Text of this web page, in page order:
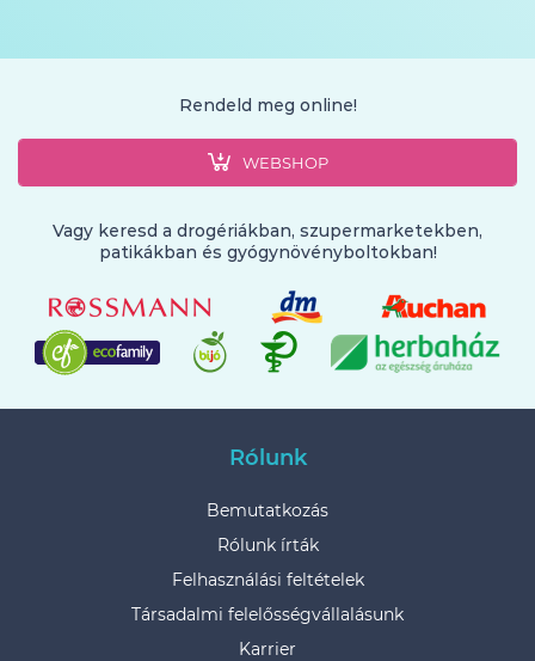
Rendeld meg online!
WEBSHOP
Vagy keresd a drogériákban, szupermarketekben,
patikákban és gyógynövényboltokban!
Rólunk
Bemutatkozás
Rólunk írták
Felhasználási feltételek
Társadalmi felelősségvállalásunk
Karrier